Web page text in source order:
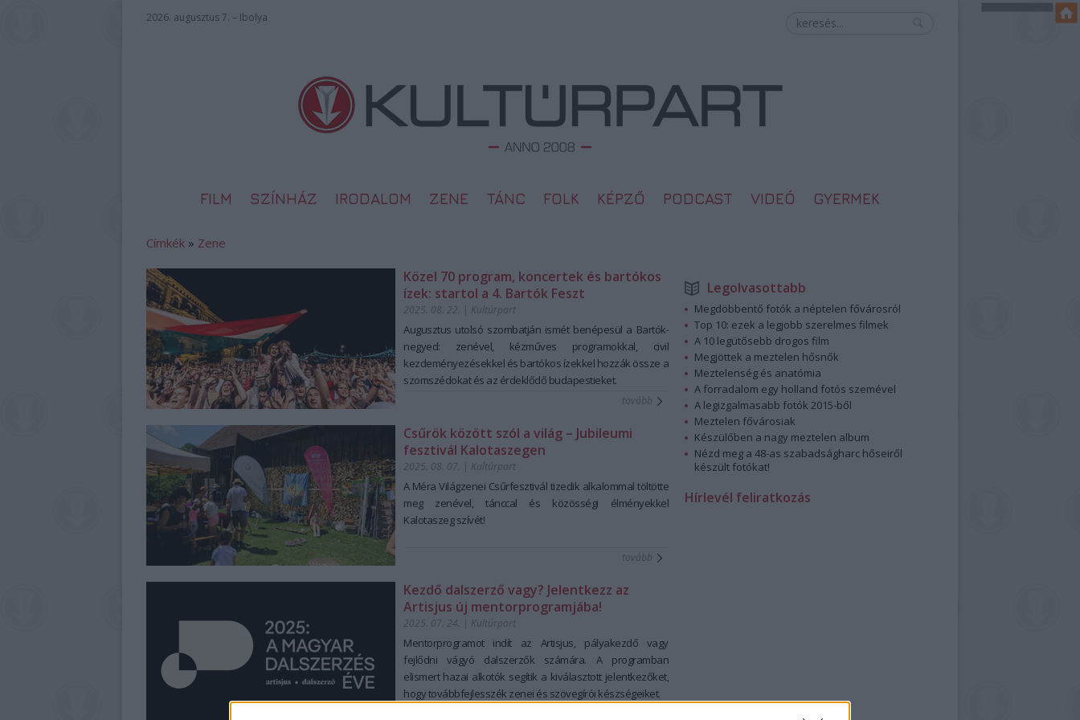
2026. augusztus 7. – Ibolya
FILM SZÍNHÁZ IRODALOM ZENE TÁNC FOLK KÉPZŐ PODCAST VIDEÓ GYERMEK
Címkék » Zene
Közel 70 program, koncertek és bartókos
ízek: startol a 4. Bartók Feszt
2025. 08. 22. | Kultúrpart
Augusztus utolsó szombatján ismét benépesül a Bartók-
negyed: zenével, kézműves programokkal, civil
kezdeményezésekkel és bartókos ízekkel hozzák össze a
szomszédokat és az érdeklődő budapestieket.
tovább
Csűrök között szól a világ – Jubileumi
fesztivál Kalotaszegen
2025. 08. 07. | Kultúrpart
A Méra Világzenei Csűrfesztivál tizedik alkalommal töltötte
meg zenével, tánccal és közösségi élményekkel
Kalotaszeg szívét!
tovább
Kezdő dalszerző vagy? Jelentkezz az
Artisjus új mentorprogramjába!
2025. 07. 24. | Kultúrpart
Mentorprogramot indít az Artisjus, pályakezdő vagy
fejlődni vágyó dalszerzők számára. A programban
elismert hazai alkotók segítik a kiválasztott jelentkezőket,
hogy továbbfejlesszék zenei és szövegírói készségeiket.
Legolvasottabb
Megdöbbentő fotók a néptelen fővárosról
Top 10: ezek a legjobb szerelmes filmek
A 10 legütősebb drogos film
Megjöttek a meztelen hősnők
Meztelenség és anatómia
A forradalom egy holland fotós szemével
A legizgalmasabb fotók 2015-ből
Meztelen fővárosiak
Készülőben a nagy meztelen album
Nézd meg a 48-as szabadságharc hőseiről
készült fotókat!
Hírlevél feliratkozás